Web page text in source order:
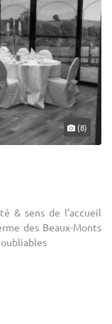
(8)
& sens de l’accueil
des Beaux-Monts